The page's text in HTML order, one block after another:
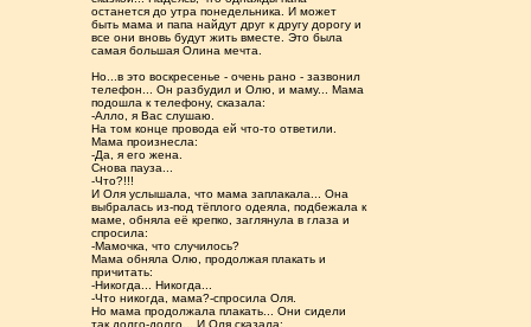
останется до утра понедельника. И может
быть мама и папа найдут друг к другу дорогу и
все они вновь будут жить вместе. Это была
самая большая Олина мечта.
Но...в это воскресенье - очень рано - зазвонил
телефон... Он разбудил и Олю, и маму... Мама
подошла к телефону, сказала:
-Алло, я Вас слушаю.
На том конце провода ей что-то ответили.
Мама произнесла:
-Да, я его жена.
Снова пауза...
-Что?!!!
И Оля услышала, что мама заплакала... Она
выбралась из-под тёплого одеяла, подбежала к
маме, обняла её крепко, заглянула в глаза и
спросила:
-Мамочка, что случилось?
Мама обняла Олю, продолжая плакать и
причитать:
-Никогда... Никогда...
-Что никогда, мама?-спросила Оля.
Но мама продолжала плакать... Они сидели
так долго-долго... И Оля сказала: